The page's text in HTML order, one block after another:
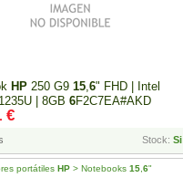
HP 250 G915,6" FHD | Intel
| 8GB6F2C7EA#AKD
Stock:Si
€
portátilesHP > Notebooks15 ,6"